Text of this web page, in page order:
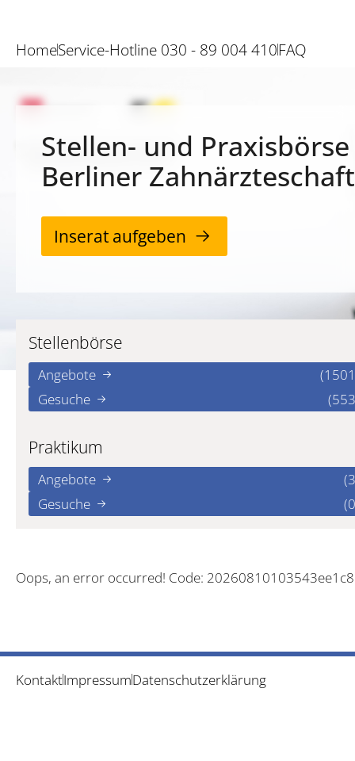
HomeService-Hotline 030 - 89 004 410FAQ
Stellen- und
Berliner Zahnärzteschaft
Inserat aufgeben
Stellenbörse
Angebote
Gesuche
Praktikum
Angebote
Gesuche
Oops, an error occurred! Code:
KontaktImpressumDatenschutzerklärung